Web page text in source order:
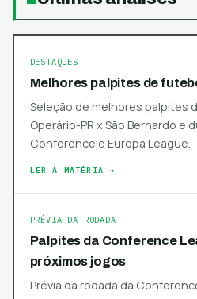
DESTAQUES
Melhores palpites de
Seleção de melhores palpites
Operário-PR x São Bernardo e
Conference e Europa League.
LER A MATÉRIA →
PRÉVIA DA RODADA
Palpites da Conference
próximos jogos
Prévia da rodada da